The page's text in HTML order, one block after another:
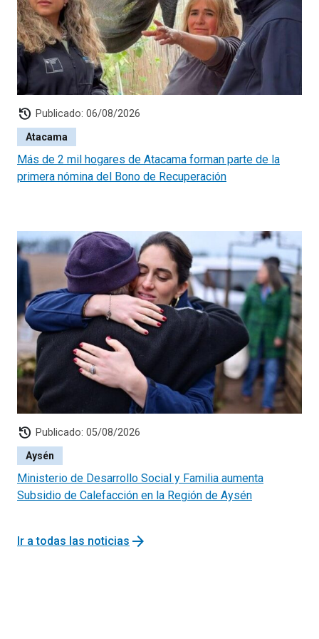
history Publicado: 06/08/2026
Atacama
Más de 2 mil hogares de Atacama forman parte de la
primera nómina del Bono de Recuperación
history Publicado: 05/08/2026
Aysén
Ministerio de Desarrollo Social y Familia aumenta
Subsidio de Calefacción en la Región de Aysén
Ir a todas las noticias arrow_forward